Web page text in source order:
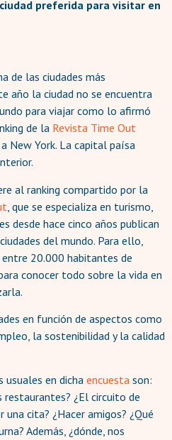
preferida para visitar en
de las ciudades más
año la ciudad no se encuentra
para viajar como lo afirmó
de la Revista Time Out
New York. La capital paísa
al ranking compartido por la
, que se especializa en turismo,
desde hace cinco años publican
del mundo. Para ello,
20.000 habitantes de
conocer todo sobre la vida en
en función de aspectos como
la sostenibilidad y la calidad
usuales en dicha encuesta son:
restaurantes? ¿El circuito de
cita? ¿Hacer amigos? ¿Qué
Además, ¿dónde, nos